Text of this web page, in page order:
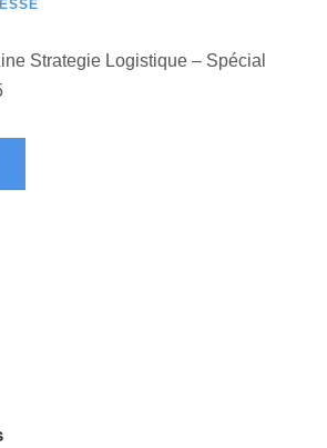
Strategie Logistique – Spécial